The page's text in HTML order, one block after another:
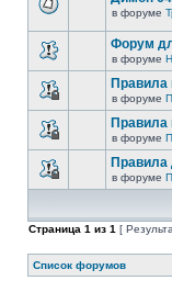
в форуме
Форум
в форуме
Правила
в форуме
Правила
в форуме
Правила
в форуме
Страница 1 из 1 [
Список форумов